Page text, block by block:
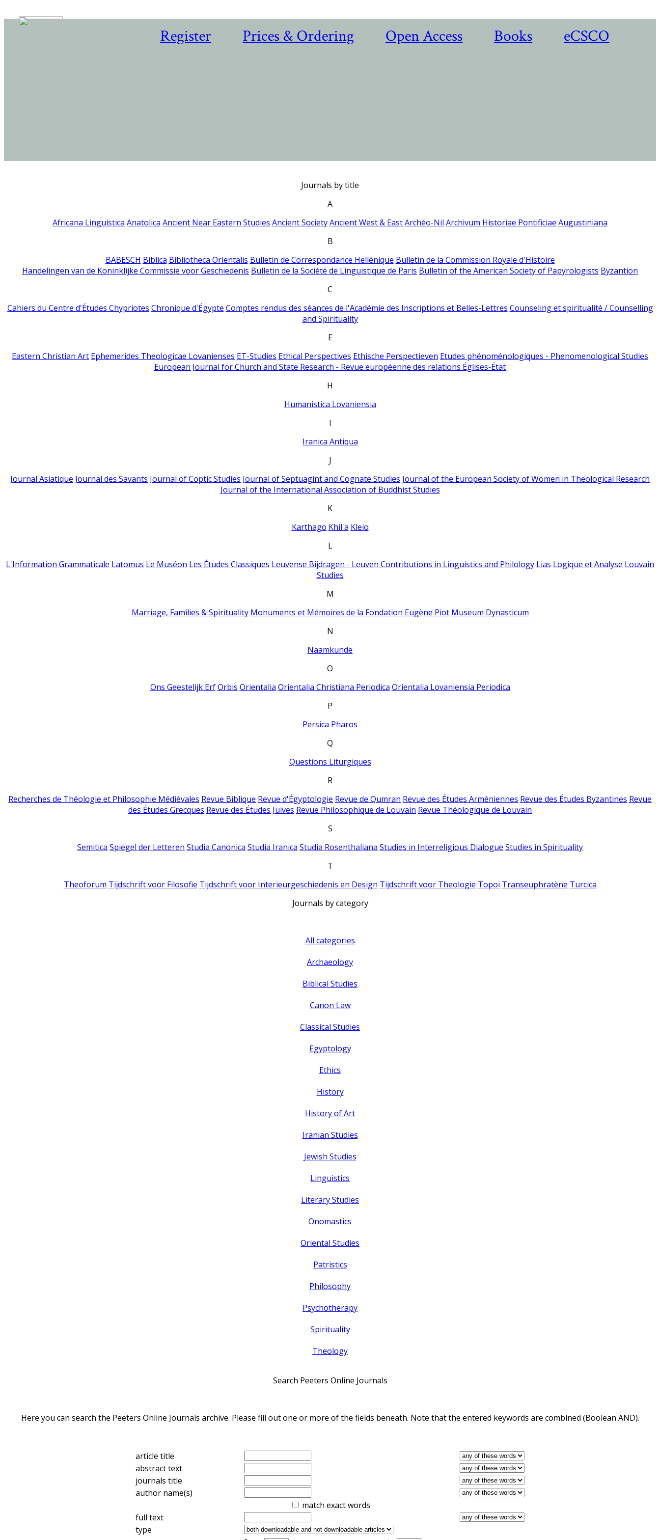
Register Prices & Ordering Open Access Books eCSCO
Journals by title
A
Africana Linguistica Anatolica Ancient Near Eastern Studies Ancient SocietyAncient West & EastArchéo-Nil Archivum Historiae Pontificiae Augustiniana
B
BABESCH Biblica Bibliotheca Orientalis Bulletin de Correspondance Hellénique Bulletin de la Commission Royale d'Histoire
Handelingen van de Koninklijke Commissie voor Geschiedenis Bulletin de la Société de Linguistique de Paris Bulletin of the American Society of Papyrologists Byzantion
C
Cahiers du Centre d'Études Chypriotes Chronique d'Égypte Comptes rendus des séances de l'Académie des Inscriptions et Belles-Lettres Counseling et spiritualité / Counselling
and Spirituality
E
Eastern Christian Art Ephemerides Theologicae Lovanienses ET-Studies Ethical Perspectives Ethische Perspectieven Etudes phénoménologiques - Phenomenological Studies
European Journal for Church and State Research - Revue européenne des relations Églises-État
H
Humanistica Lovaniensia
I
Iranica Antiqua
J
Journal Asiatique Journal des Savants Journal of Coptic Studies Journal of Septuagint and Cognate Studies Journal of the European Society of Women in Theological Research
Journal of the International Association of Buddhist Studies
K
Karthago Khil'a Kleio
L
L'Information Grammaticale Latomus Le Muséon Les Études Classiques Leuvense Bijdragen - Leuven Contributions in Linguistics and Philology Lias Logique et Analyse Louvain
Studies
M
Marriage, Families & Spirituality Monuments et Mémoires de la Fondation Eugène Piot Museum Dynasticum
N
Naamkunde
O
Ons Geestelijk Erf Orbis Orientalia Orientalia Christiana Periodica Orientalia Lovaniensia Periodica
P
Persica Pharos
Q
Questions Liturgiques
R
Recherches de Théologie et Philosophie Médiévales Revue Biblique Revue d'Égyptologie Revue de Qumran Revue des Études Arméniennes Revue des Études Byzantines Revue
des Études Grecques Revue des Études Juives Revue Philosophique de Louvain Revue Théologique de Louvain
S
Semitica Spiegel der Letteren Studia Canonica Studia Iranica Studia Rosenthaliana Studies in Interreligious Dialogue Studies in Spirituality
T
Theoforum Tijdschrift voor Filosofie Tijdschrift voor Interieurgeschiedenis en Design Tijdschrift voor Theologie Topoi Transeuphratène Turcica
Journals by category
All categories
Archaeology
Biblical Studies
Canon Law
Classical Studies
Egyptology
Ethics
History
History of Art
Iranian Studies
Jewish Studies
Linguistics
Literary Studies
Onomastics
Oriental Studies
Patristics
Philosophy
Psychotherapy
Spirituality
Theology
Search Peeters Online Journals
Here you can search the Peeters Online Journals archive. Please fill out one or more of the fields beneath. Note that the entered keywords are combined (Boolean AND).
article title
abstract text
journals title
author name(s)
match exact words
full text
type